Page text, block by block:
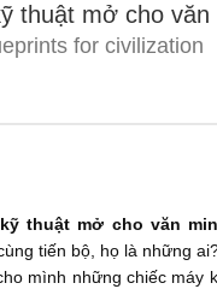
thuật mở cho văn
for civilization
thuật mở cho văn
tiến bộ, họ là những
mình những chiếc máy